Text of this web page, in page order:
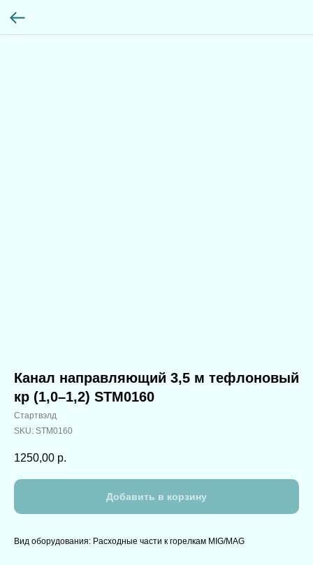
Канал направляющий 3,5 м тефлоновый
кр (1,0–1,2) STM0160
Стартвэлд
SKU: STM0160
1250,00 р.
Добавить в корзину
Вид оборудования: Расходные части к горелкам MIG/MAG